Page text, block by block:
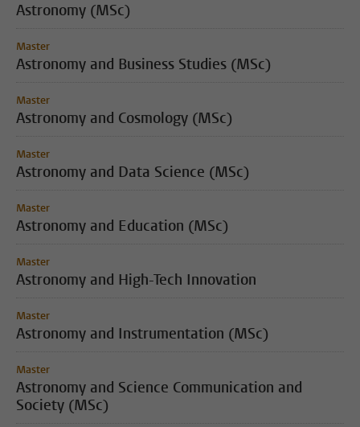
Astronomy (MSc)
Master
Astronomy and Business Studies (MSc)
Master
Astronomy and Cosmology (MSc)
Master
Astronomy and Data Science (MSc)
Master
Astronomy and Education (MSc)
Master
Astronomy and High-Tech Innovation
Master
Astronomy and Instrumentation (MSc)
Master
Astronomy and Science Communication and
Society (MSc)